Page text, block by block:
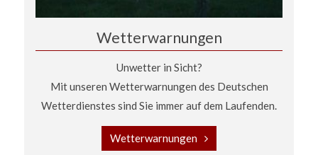
Wetterwarnungen
Unwetter in Sicht?
Mit unseren Wetterwarnungen des Deutschen
Wetterdienstes sind Sie immer auf dem Laufenden.
Wetterwarnungen